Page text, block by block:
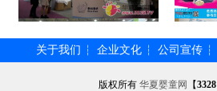
关于我们 ┆ 企业文化 ┆ 公司宣传 ┆
版权所有华夏婴童网 【3328